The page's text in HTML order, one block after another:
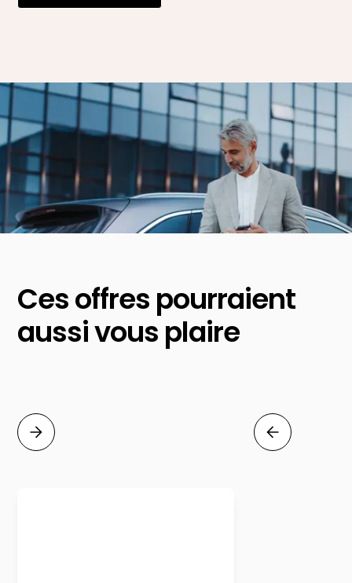
Ces offres pourraient
aussi vous plaire